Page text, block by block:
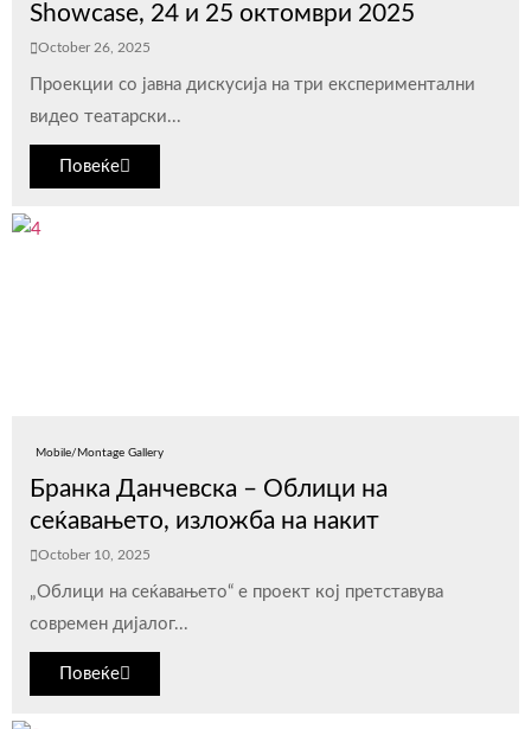
Showcase, 24 и 25 октомври 2025
October 26, 2025
Проекции со јавна дискусија на три експериментални
видео театарски...
Повеќе
Mobile/Montage Gallery
Бранка Данчевска – Облици на
сеќавањето, изложба на накит
October 10, 2025
„Облици на сеќавањето“ е проект кој претставува
современ дијалог...
Повеќе